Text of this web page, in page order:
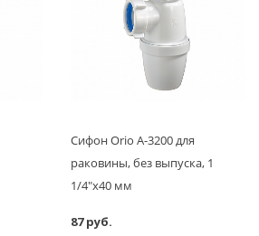
Сифон Orio А-3200 для
раковины, без выпуска, 1
1/4"х40 мм
87 руб.